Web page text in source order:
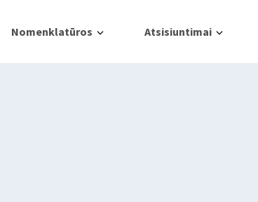
Nomenklatūros Atsisiuntimai